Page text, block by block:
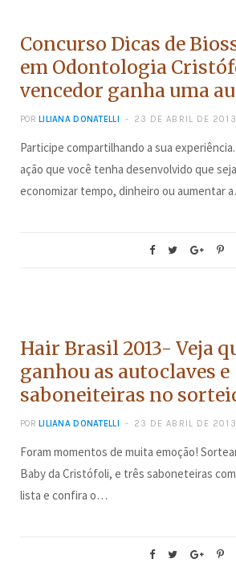
Concurso Dicas de
em Odontologia
vencedor ganha uma
POR LILIANA DONATELLI 23 DE ABRIL DE 2013
Participe compartilhando a sua
ação que você tenha desenvolvido que
economizar tempo, dinheiro ou aumentar
Hair Brasil 2013- Veja
ganhou as autoclaves e
saboneiteiras no
POR LILIANA DONATELLI 23 DE ABRIL DE 2013
Foram momentos de muita emoção!
Baby da Cristófoli, e três saboneteiras
lista e confira o…